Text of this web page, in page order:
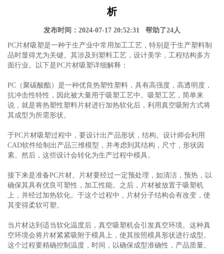
析
发布时间：2024-07-17 20:52:31 帮助了24人
PC片材吸塑是一种于生产业中常用加工工艺，特别是于生产塑料制
品时显得尤为关键。其涉及到塑料工艺，设计美学，工程结构多方
面行业。以下是PC片材吸塑详细解释：
PC（聚碳酸酯）是一种优良热塑性塑料，具有高强度，高透明度，
抗冲击性特性，因此被大量用于吸塑工艺中。吸塑工艺，简单来
说，就是将热塑性塑料片材进行加热软化后，利用真空吸附方式将
其成型为所需形状。
于PC片材吸塑过程中，要设计出产品形状，结构。设计师会利用
CAD软件绘制出产品三维模型，并考虑到其结构，尺寸，形状因
素。然后，这些设计会转化为生产过程中模具。
接下来是准备PC片材。片材要经过一定预处理，如清洁，预热，以
确保其具有优良可塑性，加工性能。之后，片材被放置于吸塑机
上，并经过加热软化。于这个过程中，片材分子结构会有改变，使
其变得柔软可塑。
当片材达到适当软化温度后，真空吸塑机会引发真空环境。这种真
空环境会将片材紧紧吸附于模具上，使其按照模具形状进行成型。
这个过程要精确控制温度，时间，以确保成型准确性，产品质量。